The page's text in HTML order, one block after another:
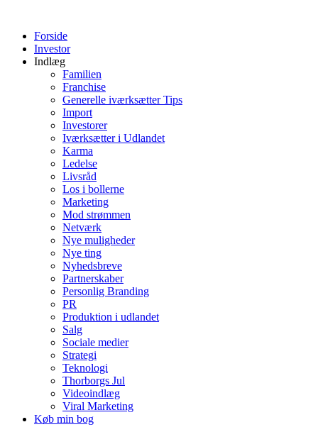
indholdForside
Investor
Indlæg
Familien
Franchise
Generelle iværksætter Tips
Import
Investorer
Iværksætter i Udlandet
Karma
Ledelse
Livsråd
Los i bollerne
Marketing
Mod strømmen
Netværk
Nye muligheder
Nye ting
Nyhedsbreve
Partnerskaber
Personlig Branding
PR
Produktion i udlandet
Salg
Sociale medier
Strategi
Teknologi
Thorborgs Jul
Videoindlæg
Viral Marketing
Køb min bog